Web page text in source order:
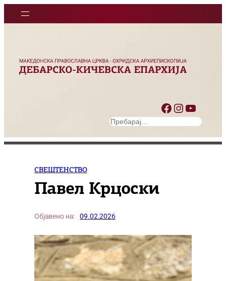
Facebook Instagram YouTube
S
a
СВЕШТЕНСТВО
Павел Крцоски
Објавено на: 09.02.2026